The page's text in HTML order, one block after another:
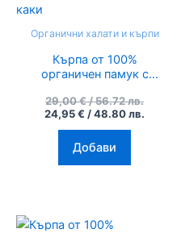
Органични халати и кърпи
Кърпа от 100%
органичен памук с
органични багрила
Evil Eye Protection,
зелено каки
29,00€/ 56.72 лв.
24,95€ / 48.80 лв.
Добави